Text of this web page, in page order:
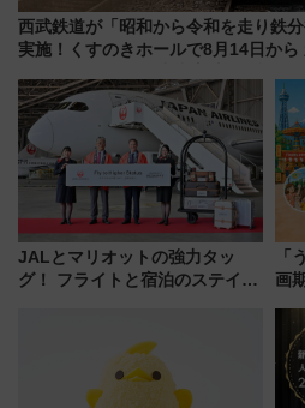
西武鉄道が「昭和から令和を走り鉄
実施！くすのきホールで8月14日か
JALとマリオットの強力タッ
グ！ フライトと宿泊のステイタ
「
画
ん